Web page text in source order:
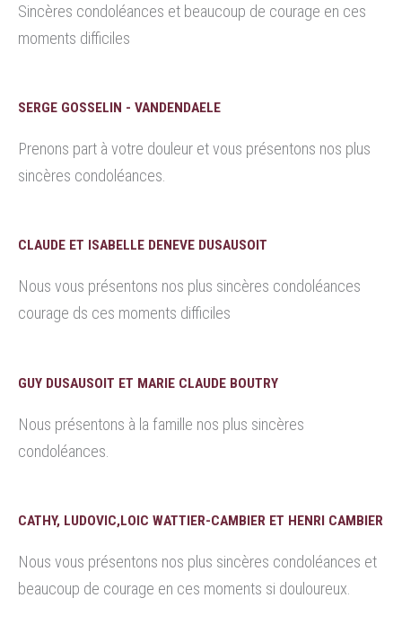
Sincères condoléances et beaucoup de courage en ces
moments difficiles
SERGE GOSSELIN - VANDENDAELE
Prenons part à votre douleur et vous présentons nos plus
sincères condoléances.
CLAUDE ET ISABELLE DENEVE DUSAUSOIT
Nous vous présentons nos plus sincères condoléances
courage ds ces moments difficiles
GUY DUSAUSOIT ET MARIE CLAUDE BOUTRY
Nous présentons à la famille nos plus sincères
condoléances.
CATHY, LUDOVIC,LOIC WATTIER-CAMBIER ET HENRI CAMBIER
Nous vous présentons nos plus sincères condoléances et
beaucoup de courage en ces moments si douloureux.